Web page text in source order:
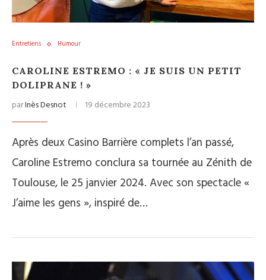
Entretiens Humour
CAROLINE ESTREMO : « JE SUIS UN PETIT
DOLIPRANE ! »
parInès Desnot 19 décembre 2023
Après deux Casino Barrière complets l’an passé,
Caroline Estremo conclura sa tournée au Zénith de
Toulouse, le 25 janvier 2024. Avec son spectacle «
J’aime les gens », inspiré de…